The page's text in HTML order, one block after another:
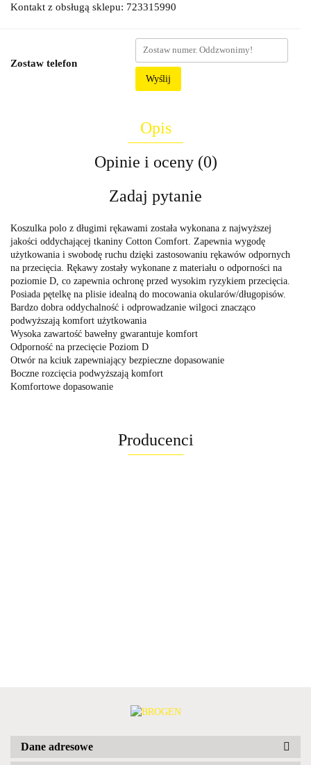
Kontakt z obsługą sklepu: 723315990
Zostaw telefon
Wyślij
Opis
Opinie i oceny (0)
Zadaj pytanie
Koszulka polo z długimi rękawami została wykonana z najwyższej
jakości oddychającej tkaniny Cotton Comfort. Zapewnia wygodę
użytkowania i swobodę ruchu dzięki zastosowaniu rękawów odpornych
na przecięcia. Rękawy zostały wykonane z materiału o odporności na
poziomie D, co zapewnia ochronę przed wysokim ryzykiem przecięcia.
Posiada pętelkę na plisie idealną do mocowania okularów/długopisów.
Bardzo dobra oddychalność i odprowadzanie wilgoci znacząco
podwyższają komfort użytkowania
Wysoka zawartość bawełny gwarantuje komfort
Odporność na przecięcie Poziom D
Otwór na kciuk zapewniający bezpieczne dopasowanie
Boczne rozcięcia podwyższają komfort
Komfortowe dopasowanie
Producenci
Dane adresowe